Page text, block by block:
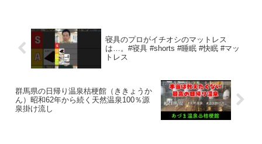
寝具のプロがイチオシのマットレス
は…。#寝具 #shorts #睡眠 #快眠 #マッ
トレス
群馬県の日帰り温泉桔梗館（ききょうか
ん）昭和62年から続く天然温泉100％源
泉掛け流し